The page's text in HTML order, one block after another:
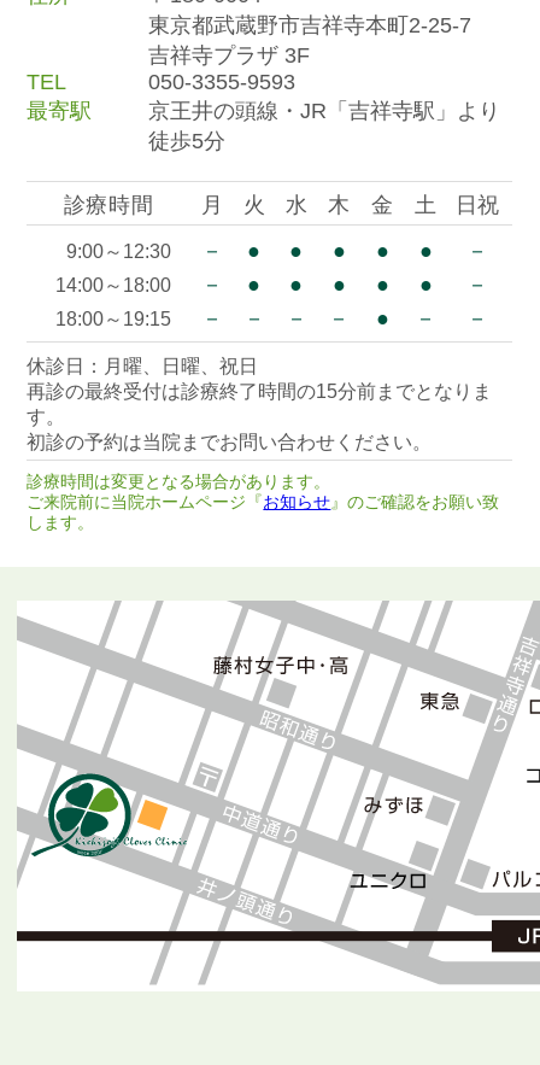
東京都武蔵野市吉祥寺本町2-25-7
吉祥寺プラザ 3F
TEL
050-3355-9593
最寄駅
京王井の頭線・JR「吉祥寺駅」より
徒歩5分
休診日：月曜、日曜、祝日
再診の最終受付は診療終了時間の15分前までとなりま
す。
初診の予約は当院までお問い合わせください。
診療時間 月 火 水 木 金 土 日祝
9:00～12:30 － ● ● ● ● ● －
14:00～18:00 － ● ● ● ● ● －
18:00～19:15 － － － － ● － －
診療時間は変更となる場合があります。
ご来院前に当院ホームページ『お知らせ 』のご確認をお願い致
します。